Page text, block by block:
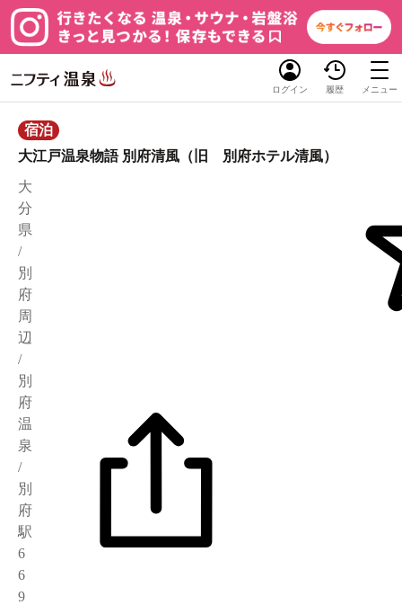
ログイン 履歴 メニュー
宿泊
大江戸温泉物語 別府清風（旧 別府ホテル清風）
大
分
県
/
別
府
周
辺
/
別
府
温
泉
/
別
府
駅
6
6
9